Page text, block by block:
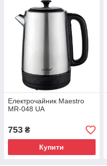
Електрочайник Maestro
MR-048 UA
753 ₴
Купити